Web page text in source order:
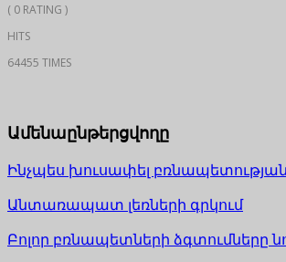
( 0 RATING )
HITS
64455 TIMES
Ամենաընթերցվողը
Ինչպես խուսափել բռնապետության
Անտառապատ լեռների գրկում
Բոլոր բռնապետների ձգտումները